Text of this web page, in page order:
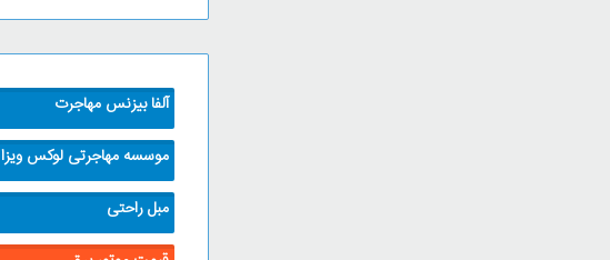
آلفا بیزنس مهاجرت
موسسه مهاجرتی لوکس ویزا
مبل راحتی